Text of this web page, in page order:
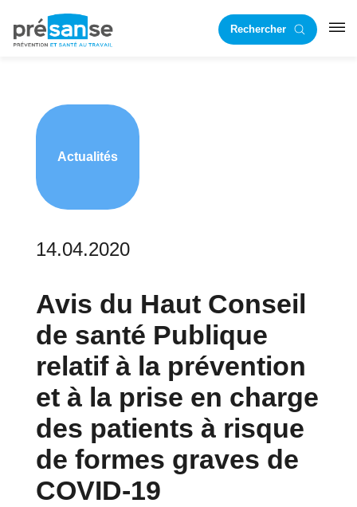
principale
RechercherRST
Actualités
14.04.2020
Avis du Haut Conseil
de santé Publique
relatif à la prévention
et à la prise en charge
des patients à risque
de formes graves de
COVID-19